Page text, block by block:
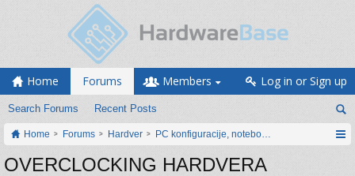
Home Forums
Search Forums Recent Posts
Members Log in or Sign up
Home Forums Hardver PC konfiguracije, notebook računari, servis
OVERCLOCKING HARDVERA